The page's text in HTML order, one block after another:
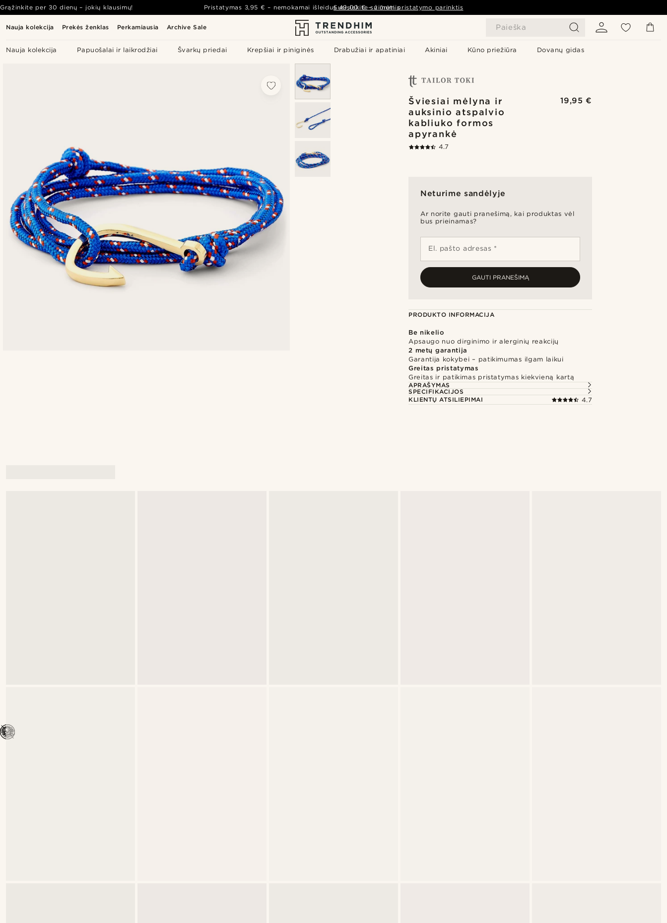
Nauja kolekcija Prekės ženklas Perkamiausia Archive Sale Paieška
Nauja kolekcija Papuošalai ir laikrodžiai Švarkų priedai Krepšiai ir piniginės Drabužiai ir apatiniai Akiniai Kūno priežiūra Dovanų gidas
Grąžinkite per 30 dienų – jokių klausimų! Pristatymas 3,95 € – nemokamai išleidus49,00 € – žiūrėti pristatymo parinktis
Susisiekite su mumis
Šviesiai mėlyna ir
auksinio atspalvio
kabliuko formos
apyrankė
19,95 €
4.7
Neturime sandėlyje
Ar norite gauti pranešimą, kai produktas vėl
bus prieinamas?
El. pašto adresas *
GAUTI PRANEŠIMĄ
PRODUKTO INFORMACIJA
Be nikelio
Apsaugo nuo dirginimo ir alerginių reakcijų
2 metų garantija
Garantija kokybei – patikimumas ilgam laikui
Greitas pristatymas
Greitas ir patikimas pristatymas kiekvieną kartą
APRAŠYMAS
SPECIFIKACIJOS
KLIENTŲ ATSILIEPIMAI
4.7